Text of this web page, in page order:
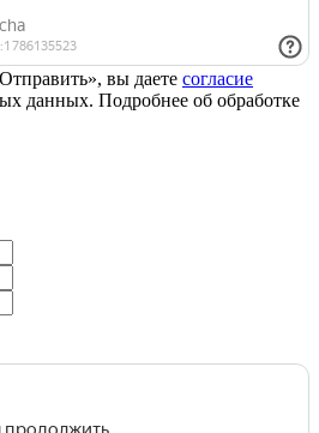
вы даете согласие
данных. Подробнее об обработке